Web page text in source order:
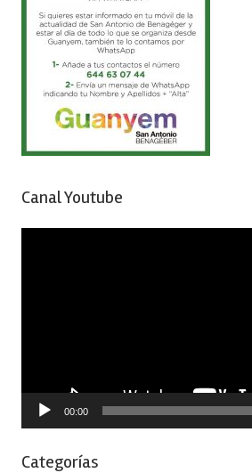
Canal Youtube
00:00
Categorías